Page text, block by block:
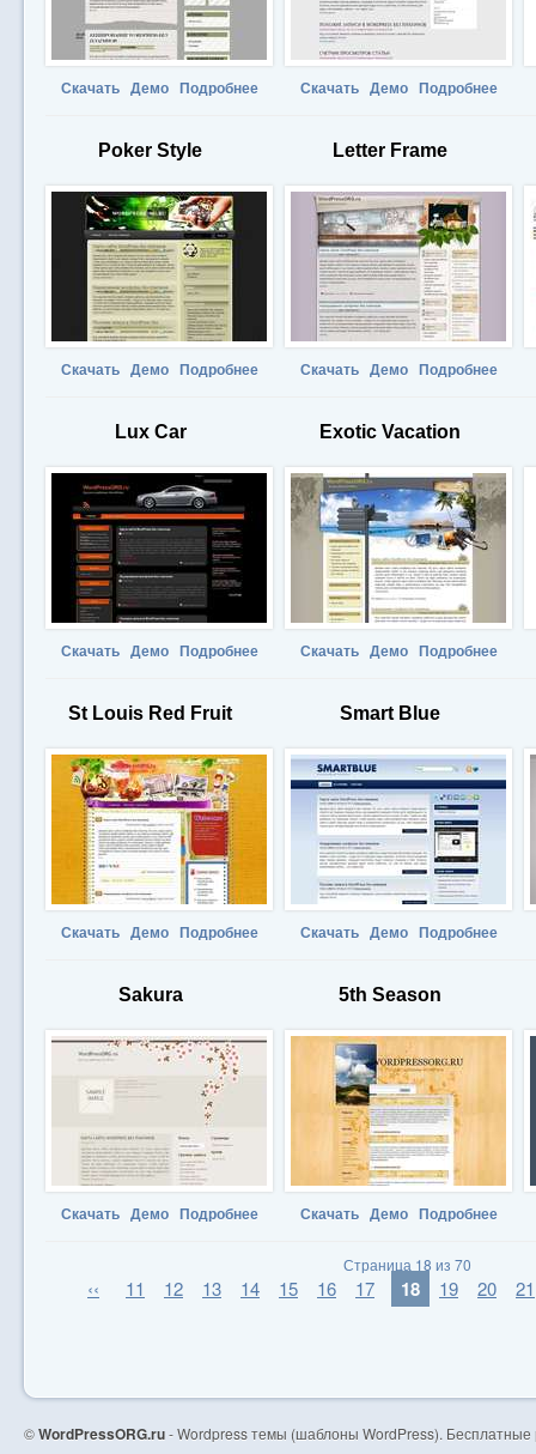
Скачать Демо Подробнее Скачать Демо Подробнее
Poker Style
Скачать Демо Подробнее
Letter Frame
Скачать Демо Подробнее
Lux Car
Скачать Демо Подробнее
Exotic Vacation
Скачать Демо Подробнее
St Louis Red Fruit
Скачать Демо Подробнее
Smart Blue
Скачать Демо Подробнее
Sakura
Скачать Демо Подробнее
5th Season
Скачать Демо Подробнее
Страница 18 из 70
‹‹ 11 12 13 14 15 16 17 18 19 20 21
©WordPressORG.ru- Wordpress темы (шаблоны WordPress).